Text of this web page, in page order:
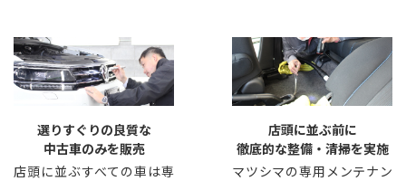
選りすぐりの良質な
中古車のみを販売
店頭に並ぶすべての車は専
店頭に並ぶ前に
徹底的な整備・清掃を実施
マツシマの専用メンテナン